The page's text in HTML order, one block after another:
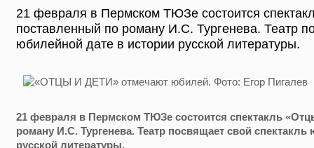
21 февраля в Пермском ТЮЗе состоится
поставленный по роману И.С. Тургенева. Театр
юбилейной дате в истории русской литературы.
21 февраля в Пермском ТЮЗе состоится спектакль
роману И.С. Тургенева. Театр посвящает свой
русской литературы.